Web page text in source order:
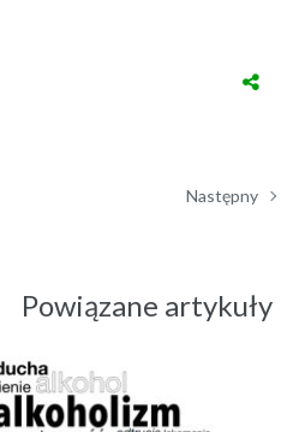
Następny
Powiązane artykuły